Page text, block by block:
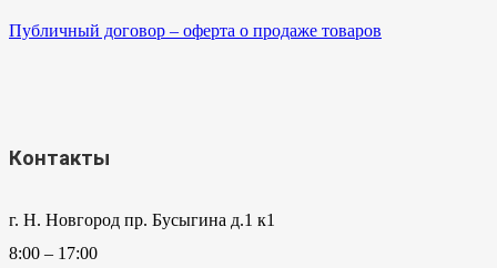
Публичный договор – оферта о продаже товаров
Контакты
г. Н. Новгород пр. Бусыгина д.1 к1
8:00 – 17:00